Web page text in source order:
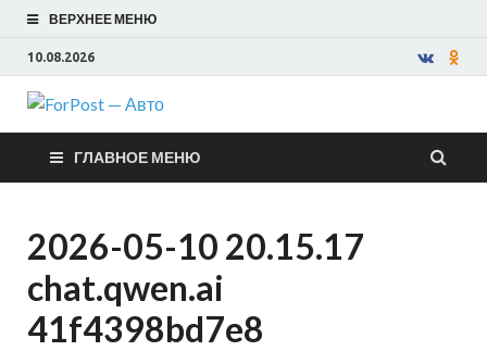
ВЕРХНЕЕ МЕНЮ
10.08.2026
ForPost —
Авто
ГЛАВНОЕ МЕНЮ
2026-05-10 20.15.17
chat.qwen.ai
41f4398bd7e8